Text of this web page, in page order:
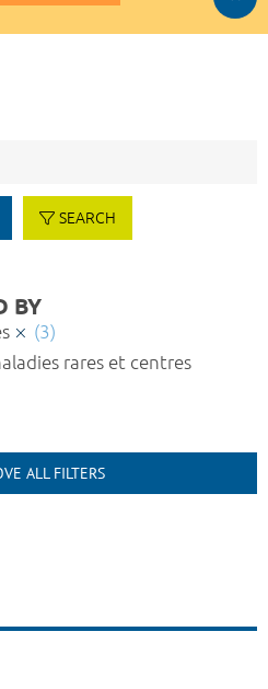
SEARCH
BY
(3)
rares et centres
ALL FILTERS